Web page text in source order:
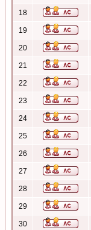
18
19
20
21
22
23
24
25
26
27
28
29
30